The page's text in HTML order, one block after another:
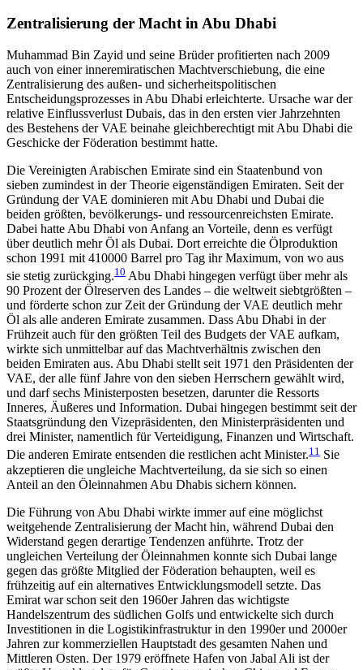
Zentralisierung der Macht in Abu Dhabi
Muhammad Bin Zayid und seine Brüder profitierten nach 2009
auch von einer inneremiratischen Macht­verschiebung, die eine
Zentralisierung des außen- und sicherheitspolitischen
Entscheidungsprozesses in Abu Dhabi erleichterte. Ursache war der
relative Ein­flussverlust Dubais, das in den ersten vier Jahrzehnten
des Bestehens der VAE beinahe gleichberechtigt mit Abu Dhabi die
Ge­schicke der Föderation be­stimmt hatte.
Die Vereinigten Arabischen Emirate sind ein Staatenbund von
sieben zumindest in der Theorie eigenständigen Emiraten. Seit der
Gründung der VAE dominieren mit Abu Dhabi und Dubai die
beiden größten, bevölkerungs- und ressourcenreichsten Emirate.
Dabei hatte Abu Dhabi von Anfang an Vorteile, denn es verfügt
über deutlich mehr Öl als Dubai. Dort erreichte die Ölproduktion
schon 1991 mit 410000 Barrel pro Tag ihr Maximum, von wo aus
sie stetig zurückging.10 Abu Dhabi hingegen verfügt über mehr als
90 Prozent der Ölreserven des Landes – die weltweit siebtgrößten –
und förderte schon zur Zeit der Gründung der VAE deutlich mehr
Öl als alle anderen Emirate zusammen. Dass Abu Dhabi in der
Frühzeit auch für den größten Teil des Budgets der VAE aufkam,
wirkte sich unmittelbar auf das Macht­verhältnis zwischen den
beiden Emiraten aus. Abu Dhabi stellt seit 1971 den Präsidenten der
VAE, der alle fünf Jahre von den sieben Herrschern gewählt wird,
und darf sechs Ministerposten besetzen, dar­unter die Ressorts
Inneres, Äußeres und Information. Dubai hingegen bestimmt seit der
Staatsgründung den Vizepräsidenten, den Ministerpräsidenten und
drei Minister, namentlich für Verteidigung, Finanzen und Wirtschaft.
Die anderen Emirate entsenden die restlichen acht Minister.11 Sie
akzeptieren die un­gleiche Machtverteilung, da sie sich so einen
Anteil an den Öleinnahmen Abu Dhabis sichern können.
Die Führung von Abu Dhabi wirkte immer auf eine möglichst
weitgehende Zentralisierung der Macht hin, während Dubai den
Widerstand gegen derartige Tendenzen anführte. Trotz der
ungleichen Verteilung der Öleinnahmen konnte sich Dubai lange
gegen das größte Mitglied der Föderation behaupten, weil es
frühzeitig auf ein alternatives Entwicklungsmodell setzte. Das
Emirat war schon seit den 1960er Jahren das wichtigste
Handelszentrum des südlichen Golfs und entwickelte sich durch
Investitionen in die Logistikinfrastruktur in den 1990er und 2000er
Jah­ren zur kommer­ziellen Hauptstadt des gesamten Nahen und
Mittleren Osten. Der 1979 eröff­nete Hafen von Jabal Ali ist der